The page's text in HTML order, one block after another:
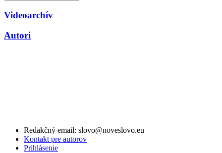
Videoarchív
Autori
Redakčný email: slovo@noveslovo.eu
Kontakt pre autorov
Prihlásenie